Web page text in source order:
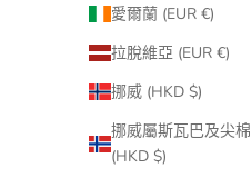
愛爾蘭 (EUR €)
拉脫維亞 (EUR €)
挪威 (HKD $)
挪威屬斯瓦巴及尖棉
(HKD $)